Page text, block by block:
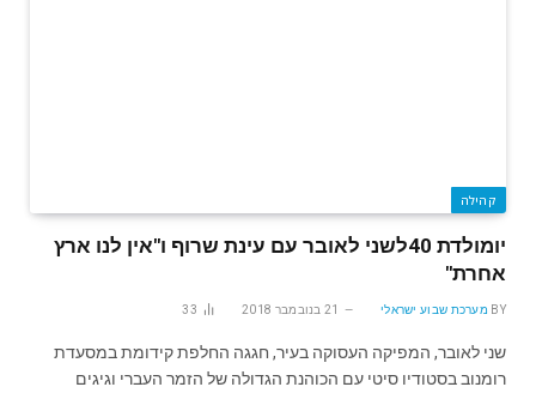
קהילה
יומולדת 40לשני לאובר עם עינת שרוף ו"אין לנו ארץ
אחרת"
BY מערכת שבוע ישראלי 21 בנובמבר 2018 33
שני לאובר, המפיקה העסוקה בעיר, חגגה החלפת קידומת במסעדת
רומנוב בסטודיו סיטי עם הכוהנת הגדולה של הזמר העברי וגיגים